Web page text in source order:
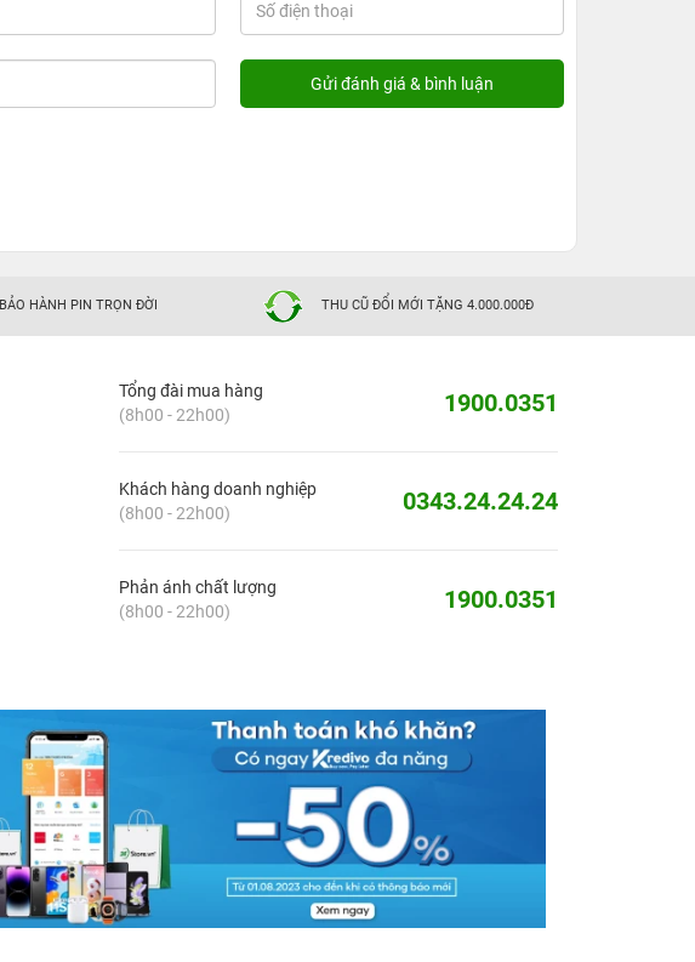
BẢO HÀNH PIN TRỌN ĐỜI THU CŨ ĐỔI MỚI TẶNG 4.000.000Đ
Tổng đài mua hàng
(8h00 - 22h00)
1900.0351
Khách hàng doanh nghiệp
(8h00 - 22h00)
0343.24.24.24
Phản ánh chất lượng
(8h00 - 22h00)
1900.0351